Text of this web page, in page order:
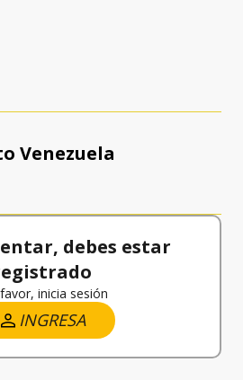
Venezuela
debes estar
inicia sesión
INGRESA